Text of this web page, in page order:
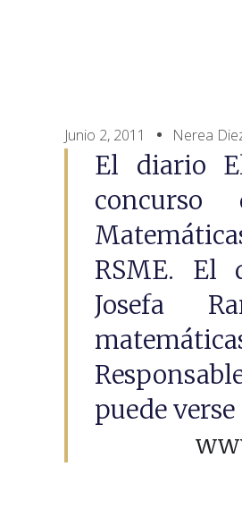
Junio 2, 2011 Nerea
El diario
RSME. El
Josefa
puede verse